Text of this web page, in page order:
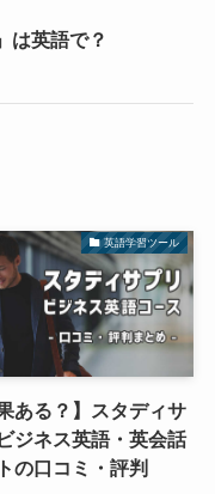
は英語で？
英語学習ツール
果ある？】スタディサ
ジネス英語・英会話
の口コミ・評判